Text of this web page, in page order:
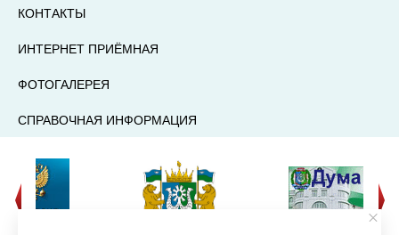
КОНТАКТЫ
ИНТЕРНЕТ ПРИЁМНАЯ
ФОТОГАЛЕРЕЯ
СПРАВОЧНАЯ ИНФОРМАЦИЯ